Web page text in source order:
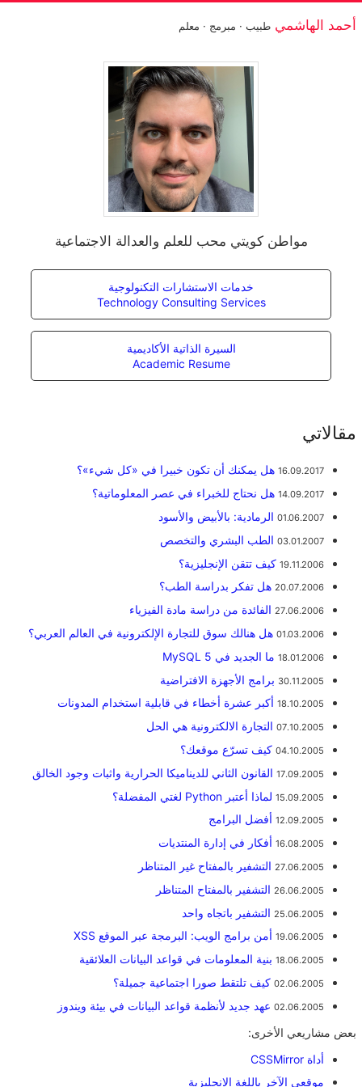
أحمد الهاشمي طبيب · مبرمج · معلم
مواطن كويتي محب للعلم والعدالة الاجتماعية
خدمات الاستشارات التكنولوجية
Technology Consulting Services
السيرة الذاتية الأكاديمية
Academic Resume
مقالاتي
16.09.2017 هل يمكنك أن تكون خبيرا في «كل شيء»؟
14.09.2017 هل نحتاج للخبراء في عصر المعلوماتية؟
01.06.2007 الرمادية: بالأبيض والأسود
03.01.2007 الطب البشري والتخصص
19.11.2006 كيف تتقن الإنجليزية؟
20.07.2006 هل تفكر بدراسة الطب؟
27.06.2006 الفائدة من دراسة مادة الفيزياء
01.03.2006 هل هنالك سوق للتجارة الإلكترونية في العالم العربي؟
18.01.2006 ما الجديد في MySQL 5
30.11.2005 برامج الأجهزة الافتراضية
18.10.2005 أكبر عشرة أخطاء في قابلية استخدام المدونات
07.10.2005 التجارة الالكترونية هي الحل
04.10.2005 كيف تسرّع موقعك؟
17.09.2005 القانون الثاني للديناميكا الحرارية واثبات وجود الخالق
15.09.2005 لماذا أعتبر Python لغتي المفضلة؟
12.09.2005 أفضل البرامج
16.08.2005 أفكار في إدارة المنتديات
27.06.2005 التشفير بالمفتاح غير المتناظر
26.06.2005 التشفير بالمفتاح المتناظر
25.06.2005 التشفير باتجاه واحد
19.06.2005 أمن برامج الويب: البرمجة عبر الموقع XSS
18.06.2005 بنية المعلومات في قواعد البيانات العلائقية
02.06.2005 كيف تلتقط صورا اجتماعية جميلة؟
02.06.2005 عهد جديد لأنظمة قواعد البيانات في بيئة ويندوز
بعض مشاريعي الأخرى:
أداة CSSMirror
موقعي الآخر باللغة الانجليزية